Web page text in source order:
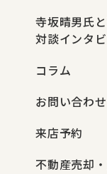
寺坂晴男氏
対談インタ
コラム
お問い合わせ
来店予約
不動産売却